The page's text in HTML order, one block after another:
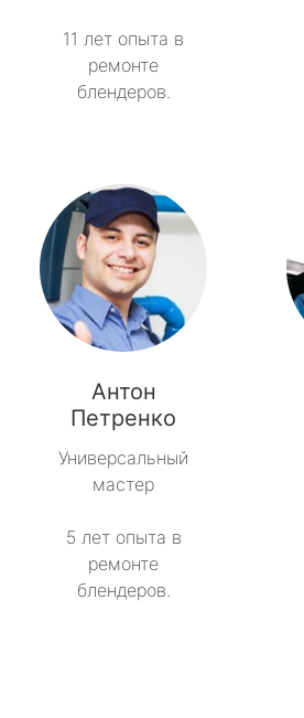
11 лет опыта в
ремонте
блендеров.
Антон
Петренко
Универсальный
мастер
5 лет опыта в
ремонте
блендеров.